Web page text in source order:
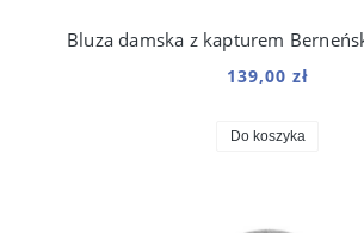
139,00 zł
Do koszyka